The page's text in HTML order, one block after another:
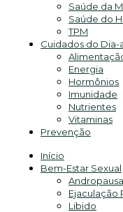
Saúde da
Saúde do
TPM
Cuidados do Dia-
Energia
Hormônios
Imunidade
Nutrientes
Vitaminas
Prevenção
Início
Bem-Estar Sexual
Andropausa
Ejaculação
Libido